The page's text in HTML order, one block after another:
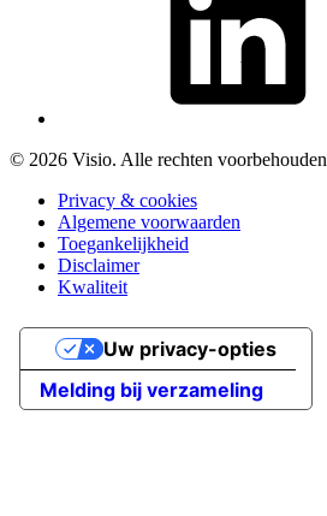
© 2026 Visio. Alle rechten voorbehouden
Privacy & cookies
Algemene voorwaarden
Toegankelijkheid
Disclaimer
Kwaliteit
Melding bij verzameling
Uw privacy-opties